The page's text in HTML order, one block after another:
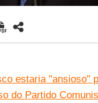
estaria "ansioso"
do Partido